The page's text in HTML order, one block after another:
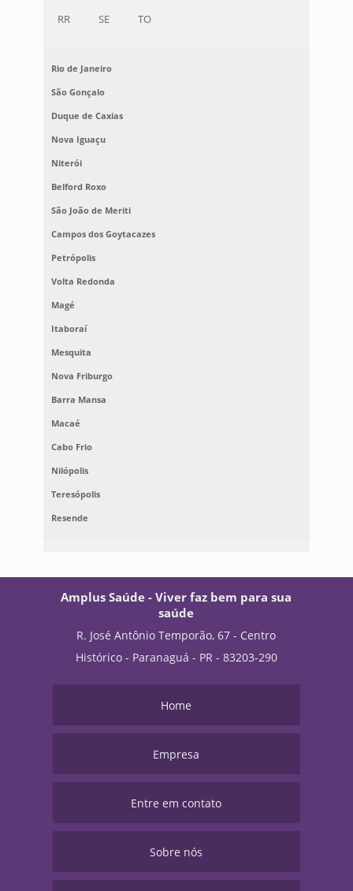
RR SE TO
Rio de Janeiro
São Gonçalo
Duque de Caxias
Nova Iguaçu
Niterói
Belford Roxo
São João de Meriti
Campos dos Goytacazes
Petrópolis
Volta Redonda
Magé
Itaboraí
Mesquita
Nova Friburgo
Barra Mansa
Macaé
Cabo Frio
Nilópolis
Teresópolis
Resende
Amplus Saúde - Viver faz bem para sua
saúde
R. José Antônio Temporão, 67 - Centro
Histórico - Paranaguá - PR - 83203-290
Home
Empresa
Entre em contato
Sobre nós